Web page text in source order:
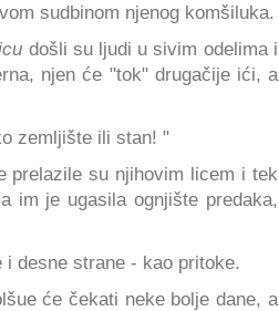
sudbinom njenog komšiluka.
došli su ljudi u sivim odelima i
njen će "tok" drugačije ići, a
zemljište ili stan! "
prelazile su njihovim licem i tek
im je ugasila ognjište predaka,
desne strane - kao pritoke.
će čekati neke bolje dane, a